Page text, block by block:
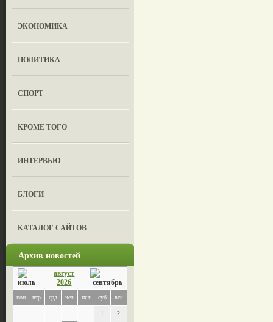
ЭКОНОМИКА
ПОЛИТИКА
СПОРТ
КРОМЕ ТОГО
ИНТЕРВЬЮ
БЛОГИ
КАТАЛОГ САЙТОВ
Архив новостей
август
2026
пон втр срд чет пят суб вск
1 2